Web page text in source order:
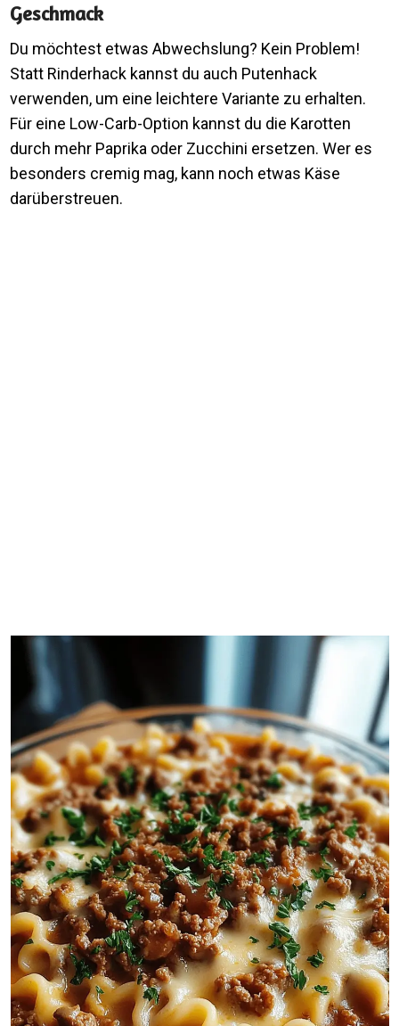
Geschmack
Du möchtest etwas Abwechslung? Kein Problem!
Statt Rinderhack kannst du auch Putenhack
verwenden, um eine leichtere Variante zu erhalten.
Für eine Low-Carb-Option kannst du die Karotten
durch mehr Paprika oder Zucchini ersetzen. Wer es
besonders cremig mag, kann noch etwas Käse
darüberstreuen.